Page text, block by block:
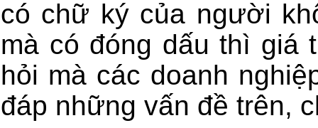
có chữ ký của người
mà có đóng dấu thì giá
hỏi mà các doanh
đáp những vấn đề trên,